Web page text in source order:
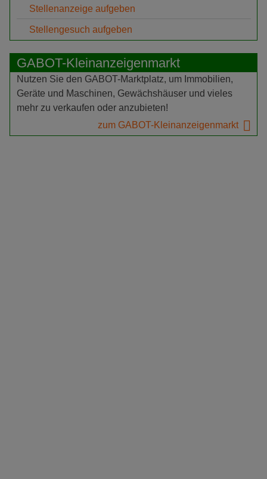
Stellenanzeige aufgeben
Stellengesuch aufgeben
GABOT-Kleinanzeigenmarkt
Nutzen Sie den GABOT-Marktplatz, um Immobilien,
Geräte und Maschinen, Gewächshäuser und vieles
mehr zu verkaufen oder anzubieten!
zum GABOT-Kleinanzeigenmarkt